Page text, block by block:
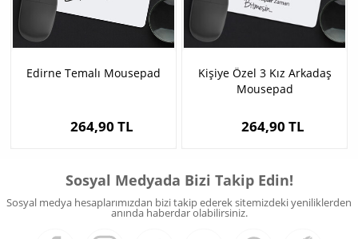
Edirne Temalı Mousepad
264,90 TL
Kişiye Özel 3 Kız Arkadaş
Mousepad
264,90 TL
Sosyal Medyada Bizi Takip Edin!
Sosyal medya hesaplarımızdan bizi takip ederek sitemizdeki yeniliklerden
anında haberdar olabilirsiniz.